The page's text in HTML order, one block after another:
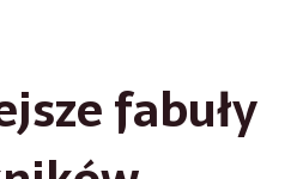
fabuły